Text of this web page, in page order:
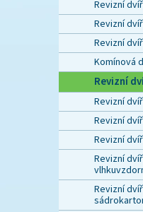
Revizní
Revizní
Revizní
Komínová
Revizní
Revizní
Revizní
Revizní
Revizní
Revizní